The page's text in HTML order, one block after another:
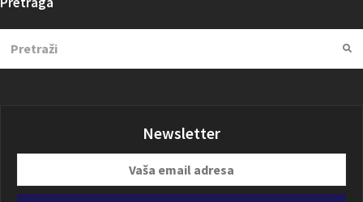
Newsletter
email